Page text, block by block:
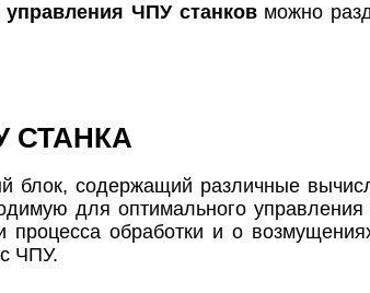
ЧПУ станковможно
СТАНКА
блок, содержащий различные
для оптимального управления
процесса обработки и о
ЧПУ.